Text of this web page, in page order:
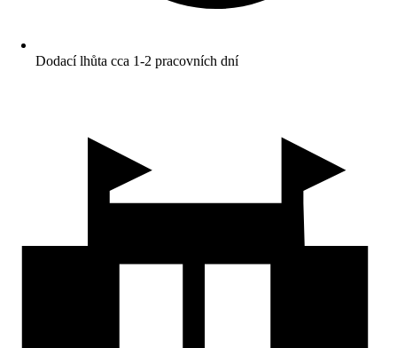
Dodací lhůta cca 1-2 pracovních dní